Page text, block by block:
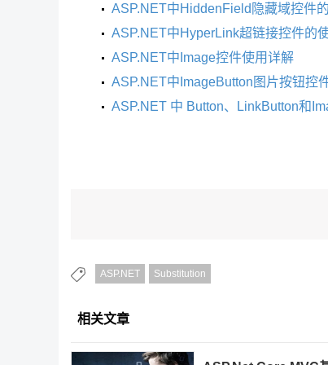
ASP.NET中HiddenField隐藏域控件
ASP.NET中HyperLink超链接控件的
ASP.NET中Image控件使用详解
ASP.NET中ImageButton图片按钮控
ASP.NET 中 Button、LinkButton和
ASP.NET Substitution
相关文章